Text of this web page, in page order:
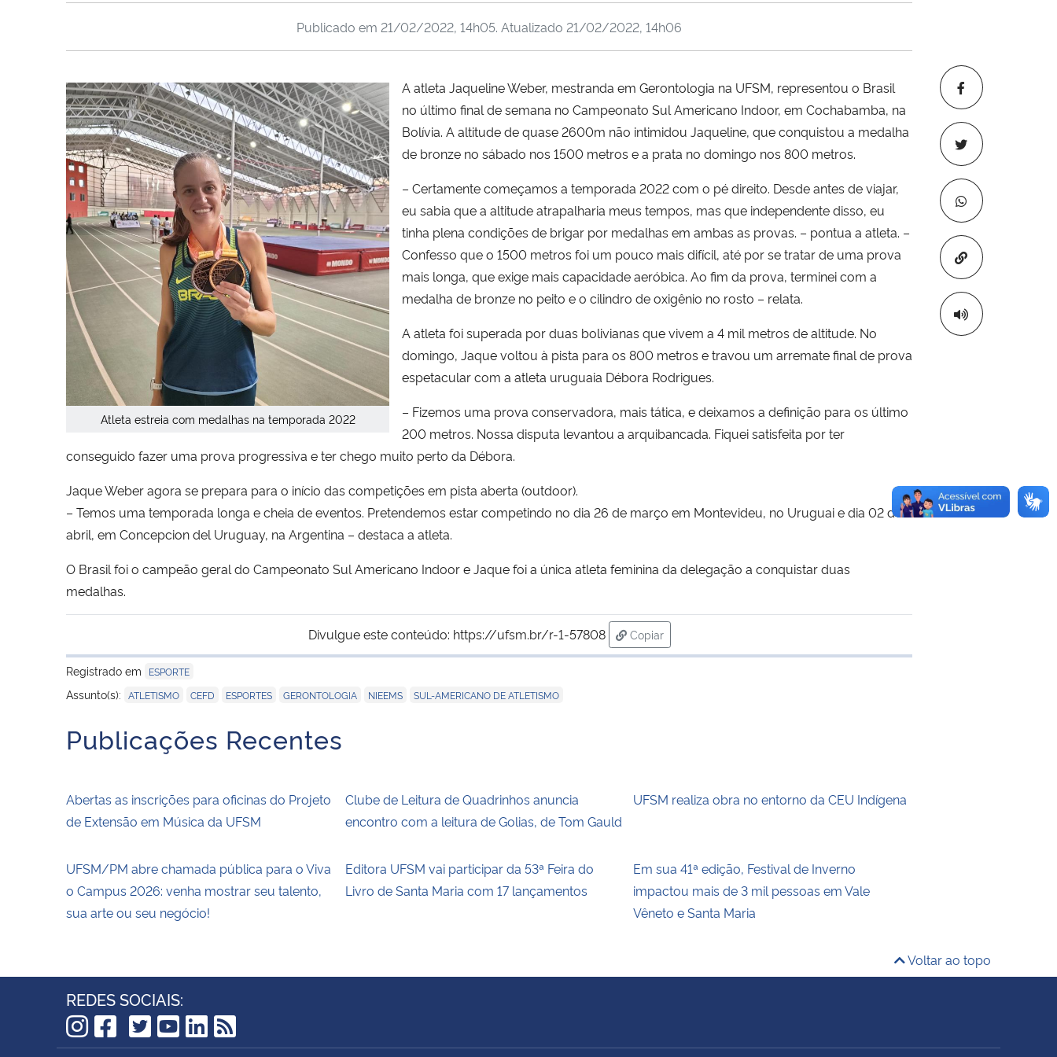
Copiar para
Publicado em 21/02/2022, 14h05. Atualizado 21/02/2022, 14h06
Atleta estreia com medalhas na temporada 2022
A atleta Jaqueline Weber, mestranda em Gerontologia na UFSM, representou o Brasil
no último final de semana no Campeonato Sul Americano Indoor, em Cochabamba, na
Bolívia. A altitude de quase 2600m não intimidou Jaqueline, que conquistou a medalha
de bronze no sábado nos 1500 metros e a prata no domingo nos 800 metros.
– Certamente começamos a temporada 2022 com o pé direito. Desde antes de viajar,
eu sabia que a altitude atrapalharia meus tempos, mas que independente disso, eu
tinha plena condições de brigar por medalhas em ambas as provas. – pontua a atleta. –
Confesso que o 1500 metros foi um pouco mais difícil, até por se tratar de uma prova
mais longa, que exige mais capacidade aeróbica. Ao fim da prova, terminei com a
medalha de bronze no peito e o cilindro de oxigênio no rosto – relata.
A atleta foi superada por duas bolivianas que vivem a 4 mil metros de altitude. No
domingo, Jaque voltou à pista para os 800 metros e travou um arremate final de prova
espetacular com a atleta uruguaia Débora Rodrigues.
– Fizemos uma prova conservadora, mais tática, e deixamos a definição para os último
200 metros. Nossa disputa levantou a arquibancada. Fiquei satisfeita por ter
conseguido fazer uma prova progressiva e ter chego muito perto da Débora.
Jaque Weber agora se prepara para o início das competições em pista aberta (outdoor).
– Temos uma temporada longa e cheia de eventos. Pretendemos estar competindo no dia 26 de março em Montevideu, no Uruguai e dia 02 de
abril, em Concepcion del Uruguay, na Argentina – destaca a atleta.
O Brasil foi o campeão geral do Campeonato Sul Americano Indoor e Jaque foi a única atleta feminina da delegação a conquistar duas
medalhas.
Divulgue este conteúdo: https://ufsm.br/r-1-57808
Copiar
para área de transferência
Registrado em
ESPORTE
Assunto(s): ATLETISMO CEFD ESPORTES GERONTOLOGIA NIEEMS SUL-AMERICANO DE ATLETISMO
Publicações Recentes
Abertas as inscrições para oficinas do Projeto
de Extensão em Música da UFSM
Clube de Leitura de Quadrinhos anuncia
encontro com a leitura de Golias, de Tom Gauld
UFSM realiza obra no entorno da CEU Indígena
UFSM/PM abre chamada pública para o Viva
o Campus 2026: venha mostrar seu talento,
sua arte ou seu negócio!
Editora UFSM vai participar da 53ª Feira do
Livro de Santa Maria com 17 lançamentos
Em sua 41ª edição, Festival de Inverno
impactou mais de 3 mil pessoas em Vale
Vêneto e Santa Maria
Voltar ao topo
REDES SOCIAIS:
TikTok